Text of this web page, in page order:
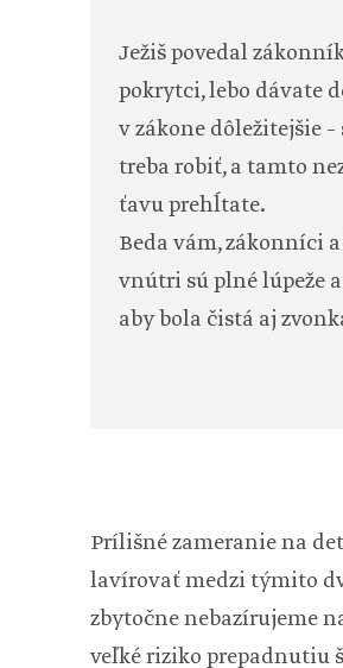
Ježiš povedal
pokrytci, lebo dávate
v zákone dôležitejšie
treba robiť, a tamto
ťavu prehĺtate.
Beda vám, zákonníci
vnútri sú plné lúpeže
aby bola čistá aj
Prílišné zameranie na
lavírovať medzi týmito
zbytočne nebazírujeme
veľké riziko prepadnutiu